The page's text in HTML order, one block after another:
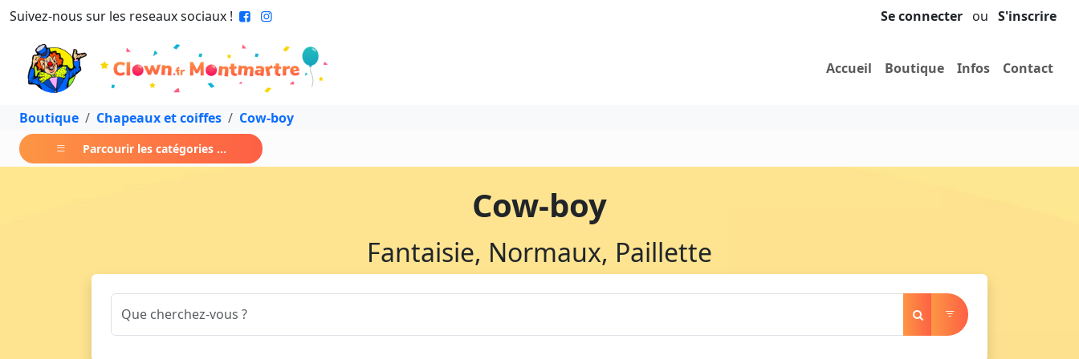
Suivez-nous sur les reseaux sociaux ! Se connecter ou S'inscrire
Accueil Boutique Infos Contact
Boutique Chapeaux et coiffes Cow-boy
Parcourir les catégories ...
Cow-boy
Fantaisie, Normaux, Paillette